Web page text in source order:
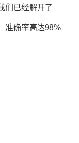
们已经解开了
准确率高达98%